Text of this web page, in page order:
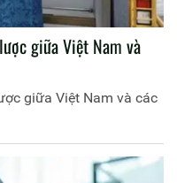
giữa Việt Nam và
giữa Việt Nam và các